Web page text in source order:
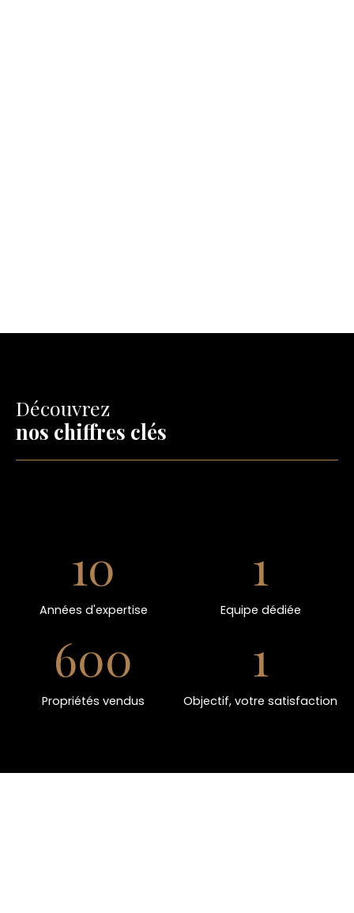
Découvrez
nos chiffres clés
10
Années d'expertise
1
Equipe dédiée
600
Propriétés vendus
1
Objectif, votre satisfaction